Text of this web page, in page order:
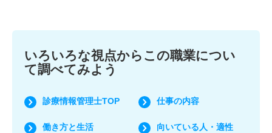
いろいろな視点からこの職業につい
て調べてみよう
診療情報管理士TOP 仕事の内容
働き方と生活 向いている人・適性